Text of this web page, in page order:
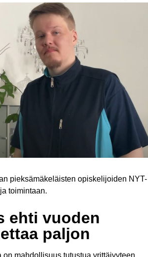
pieksämäkeläisten opiskelijoiden NYT-
toimintaan.
ehti vuoden
paljon